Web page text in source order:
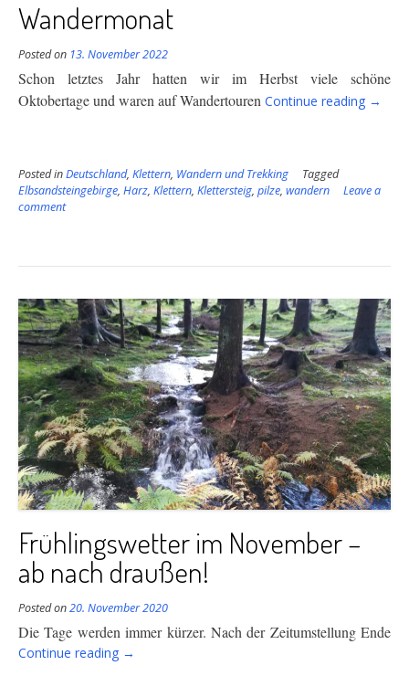
Wandermonat
Posted on 13. November 2022
Schon letztes Jahr hatten wir im Herbst viele schöne
Oktobertage und waren auf Wandertouren Continue reading
der
→
Posted inDeutschland, Klettern, Wandern und Trekking
Tagged
Elbsandsteingebirge, Harz, Klettern, Klettersteig, pilze, wandern
Leave a
comment
Frühlingswetter im November –
ab nach draußen!
Posted on20. November 2020
Die Tage werden immer kürzer. Nach der Zeitumstellung Ende
Continue reading “Frühlingswetter
→